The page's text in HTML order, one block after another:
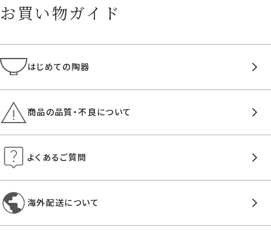
お買い物ガイド
はじめての陶器
商品の品質・不良について
よくあるご質問
海外配送について